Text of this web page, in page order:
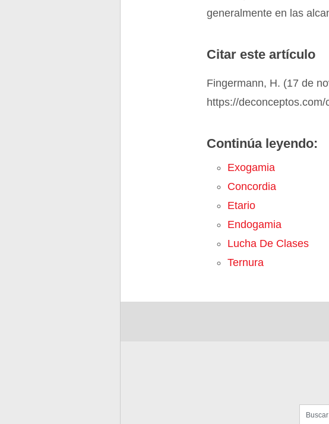
generalmente en las
Citar este artículo
Fingermann, H. (17 de
https://
Continúa leyendo:
Exogamia
Concordia
Etario
Endogamia
Lucha De Clases
Ternura